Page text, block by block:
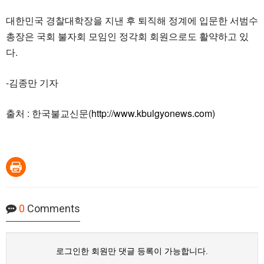
대한민국 경찰대학장을 지낸 후 퇴직해 정계에 입문한 서범수
총장은 국회 불자회 모임인 정각회 회원으로도 활약하고 있
다.
-김종만 기자
출처 : 한국불교신문(http://www.kbulgyonews.com)
0 Comments
로그인한 회원만 댓글 등록이 가능합니다.